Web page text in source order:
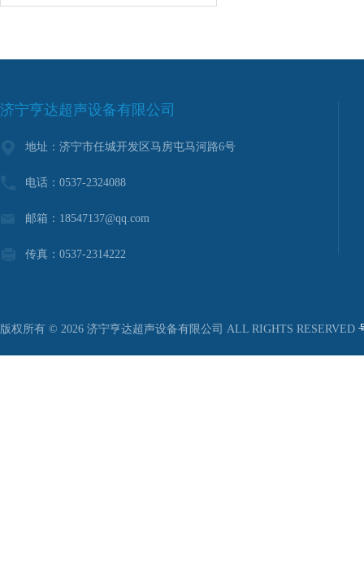
济宁亨达超声设备有限公司
地址：济宁市任城开发区马房屯马河路6号
电话：0537-2324088
邮箱：18547137@qq.com
传真：0537-2314222
版权所有 © 2026 济宁亨达超声设备有限公司 ALL RIGHTS RESERVED